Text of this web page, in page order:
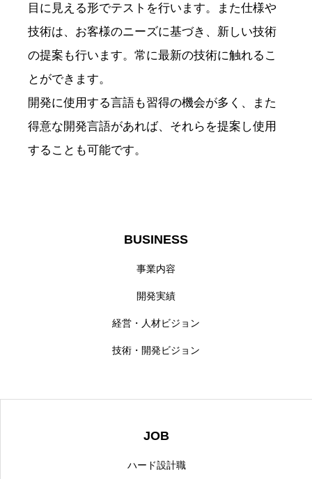
目に見える形でテストを行います。また仕様や
技術は、お客様のニーズに基づき、新しい技術
の提案も行います。常に最新の技術に触れるこ
とができます。
開発に使用する言語も習得の機会が多く、また
得意な開発言語があれば、それらを提案し使用
することも可能です。
BUSINESS
事業内容
開発実績
経営・人材ビジョン
技術・開発ビジョン
JOB
ハード設計職